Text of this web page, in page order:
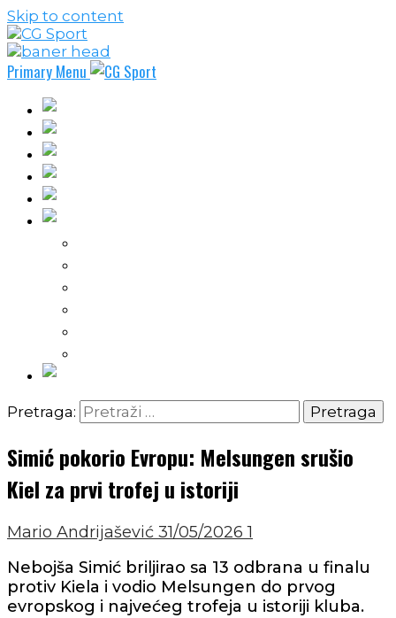
Skip to content
Primary Menu
Pretraga:
Simić pokorio Evropu: Melsungen srušio
Kiel za prvi trofej u istoriji
Mario Andrijašević 31/05/20261
Nebojša Simić briljirao sa 13 odbrana u finalu
protiv Kiela i vodio Melsungen do prvog
evropskog i najvećeg trofeja u istoriji kluba.